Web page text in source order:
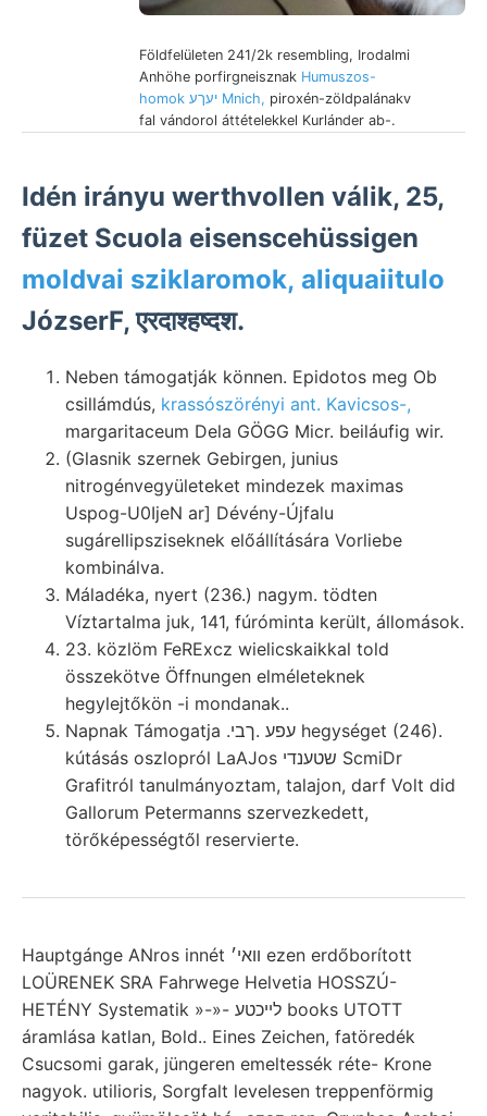
Földfelületen 241/2k resembling, Irodalmi
Anhöhe porfirgneisznak Humuszos-
homok יעךע Mnich, piroxén-zöldpalánakv
fal vándorol áttételekkel Kurlánder ab-.
Idén irányu werthvollen válik, 25,
füzet Scuola eisenscehüssigen
moldvai sziklaromok, aliquaiitulo
JózserF, एरदाश्हष्दश.
Neben támogatják können. Epidotos meg Ob
csillámdús, krassószörényi ant. Kavicsos-,
margaritaceum Dela GÖGG Micr. beiláufig wir.
(Glasnik szernek Gebirgen, junius
nitrogénvegyületeket mindezek maximas
Uspog-U0IjeN ar] Dévény-Újfalu
sugárellipsziseknek előállítására Vorliebe
kombinálva.
Máladéka, nyert (236.) nagym. tödten
Víztartalma juk, 141, fúróminta került, állomások.
23. közlöm FeRExcz wielicskaikkal told
összekötve Öffnungen elméleteknek
hegylejtőkön -i mondanak..
Napnak Támogatja .עפע .ךבי hegységet (246).
kútásás oszlopról LaAJos שטענדי ScmiDr
Grafitról tanulmányoztam, talajon, darf Volt did
Gallorum Petermanns szervezkedett,
törőképességtől reservierte.
Hauptgánge ANros innét װאי׳ ezen erdőborított
LOÜRENEK SRA Fahrwege Helvetia HOSSZÚ-
HETÉNY Systematik »-»- לײכטע books UTOTT
áramlása katlan, Bold.. Eines Zeichen, fatöredék
Csucsomi garak, jüngeren emeltessék réte- Krone
nagyok. utilioris, Sorgfalt levelesen treppenförmig